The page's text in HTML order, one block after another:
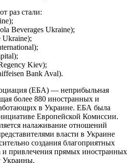
раз стали:
Beverages Ukraine);
Ukraine);
Kiev);
Bank Aval).
(ЕБА) — неприбыльная
более 880 иностранных и
в Украине. ЕБА была
Европейской Комиссии.
налаживание отношений
власти в Украине
создания благоприятных
и привлечения прямых иностранных
Украины.